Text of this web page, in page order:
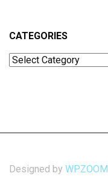
CATEGORIES
Categories
Designed by WPZOOM